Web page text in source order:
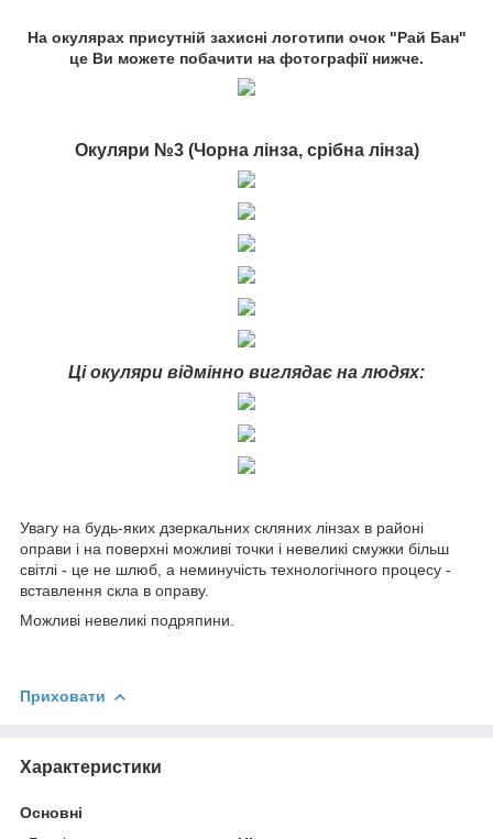
На окулярах присутній захисні логотипи очок "Рай Бан"
це Ви можете побачити на фотографії нижче.
Окуляри №3 (Чорна лінза, срібна лінза)
Ці окуляри відмінно виглядає на людях:
Увагу на будь-яких дзеркальних скляних лінзах в районі
оправи і на поверхні можливі точки і невеликі смужки більш
світлі - це не шлюб, а неминучість технологічного процесу -
вставлення скла в оправу.
Можливі невеликі подряпини.
Приховати
Характеристики
Основні